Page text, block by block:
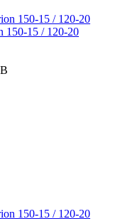
150-15 / 120-20